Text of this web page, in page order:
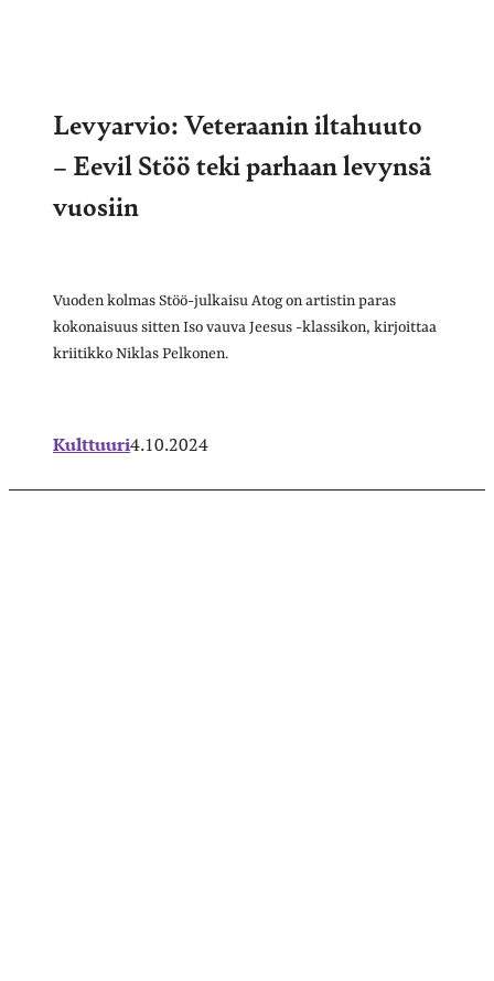
Levyarvio: Veteraanin iltahuuto
– Eevil Stöö teki parhaan levynsä
vuosiin
Vuoden kolmas Stöö-julkaisu Atog on artistin paras
kokonaisuus sitten Iso vauva Jeesus -klassikon, kirjoittaa
kriitikko Niklas Pelkonen.
Kulttuuri4.10.2024